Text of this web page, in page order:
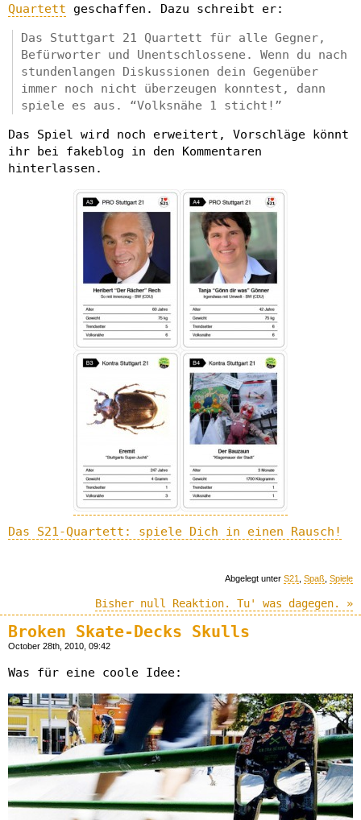
Quartett geschaffen. Dazu schreibt er:
Das Stuttgart 21 Quartett für alle Gegner,
Befürworter und Unentschlossene. Wenn du nach
stundenlangen Diskussionen dein Gegenüber
immer noch nicht überzeugen konntest, dann
spiele es aus. “Volksnähe 1 sticht!”
Das Spiel wird noch erweitert, Vorschläge könnt
ihr bei fakeblog in den Kommentaren
hinterlassen.
Das S21-Quartett: spiele Dich in einen Rausch!
Abgelegt unter S21 Spaß Spiele
Bisher null Reaktion. Tu' was dagegen. »
Broken Skate-Decks Skulls
October 28th, 2010, 09:42
Was für eine coole Idee: